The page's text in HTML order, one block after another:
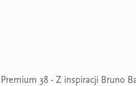
Premium 38 - Z inspiracji Bruno